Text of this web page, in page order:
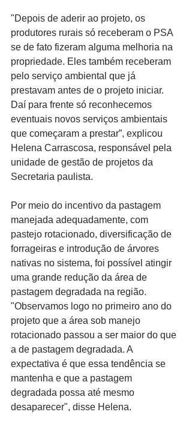
"Depois de aderir ao projeto, os
produtores rurais só receberam o PSA
se de fato fizeram alguma melhoria na
propriedade. Eles também receberam
pelo serviço ambiental que já
prestavam antes de o projeto iniciar.
Daí para frente só reconhecemos
eventuais novos serviços ambientais
que começaram a prestar”, explicou
Helena Carrascosa, responsável pela
unidade de gestão de projetos da
Secretaria paulista.
Por meio do incentivo da pastagem
manejada adequadamente, com
pastejo rotacionado, diversificação de
forrageiras e introdução de árvores
nativas no sistema, foi possível atingir
uma grande redução da área de
pastagem degradada na região.
"Observamos logo no primeiro ano do
projeto que a área sob manejo
rotacionado passou a ser maior do que
a de pastagem degradada. A
expectativa é que essa tendência se
mantenha e que a pastagem
degradada possa até mesmo
desaparecer", disse Helena.